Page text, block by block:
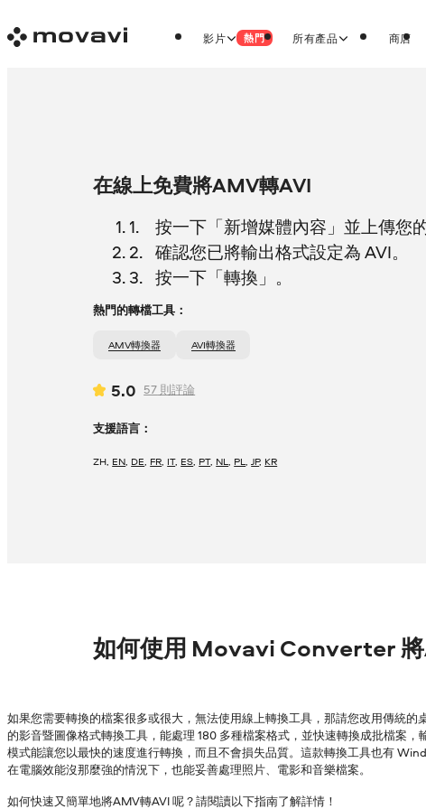
影片 熱門 所有產品 商店
在線上免費將AMV轉AVI
按一下「新增媒體內容」並上傳您
確認您已將輸出格式設定為 AVI。
按一下「轉換」。
熱門的轉檔工具：
AMV轉換器 AVI轉換器
5.0 57 則評論
支援語言：
ZH, EN, DE, FR, IT, ES, PT, NL, PL,JP, KR
如何使用 Movavi Converter
如果您需要轉換的檔案很多或很大，無法使用線上轉換工具，那請您改用傳統
的影音暨圖像格式轉換工具，能處理 180 多種檔案格式，並快速轉換成批檔案
模式能讓您以最快的速度進行轉換，而且不會損失品質。這款轉換工具也有
在電腦效能沒那麼強的情況下，也能妥善處理照片、電影和音樂檔案。
如何快速又簡單地將AMV轉AVI 呢？請閱讀以下指南了解詳情！